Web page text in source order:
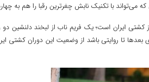
که می‌تواند با تکنیک نابش چغرترین رقبا را هم به
کشتی ایران است؛ یک فریم ناب از لبخند دلنشین
بعدها تا روایتی باشد از وضعیت این دوران کشتی
باخت امین کاویانی نژاد مقابل مالخاز آمویان از